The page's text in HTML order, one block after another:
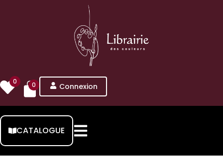
0 0 Connexion
CATALOGUE